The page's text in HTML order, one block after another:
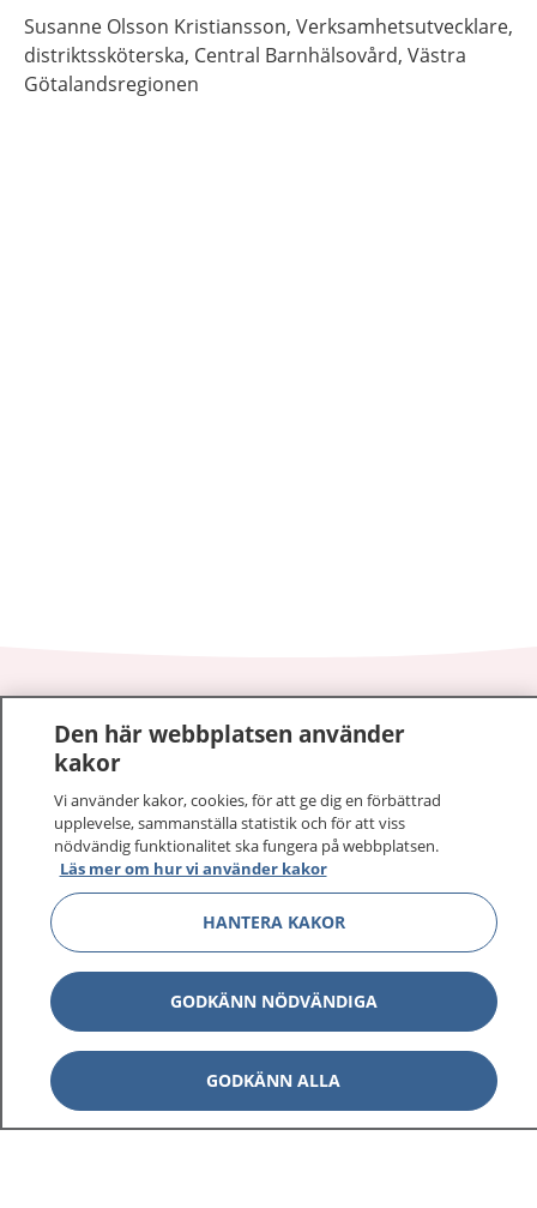
Susanne Olsson Kristiansson, Verksamhetsutvecklare,
distriktssköterska, Central Barnhälsovård, Västra
Götalandsregionen
1177–tryggt om din hälsa och vård
På 1177.se får du råd om hälsa och information om
sjukdomar och vilka mottagningar du kan kontakta.
Logga in för att läsa din journal och göra dina
vårdärenden. Ring telefonnummer 1177 för
sjukvårdsrådgivning dygnet runt.
1177 ger dig råd när du vill må bättre.
1177 på flera språk Visa
Om 1177 Visa
Den här webbplatsen använder
kakor
Vi använder kakor, cookies, för att ge dig en förbättrad
upplevelse, sammanställa statistik och för att viss
nödvändig funktionalitet ska fungera på webbplatsen.
Läs mer om hur vi använder kakor
HANTERA KAKOR
GODKÄNN NÖDVÄNDIGA
GODKÄNN ALLA